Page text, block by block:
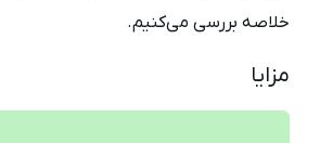
خلاصه بررسی می‌کنیم.
مزایا